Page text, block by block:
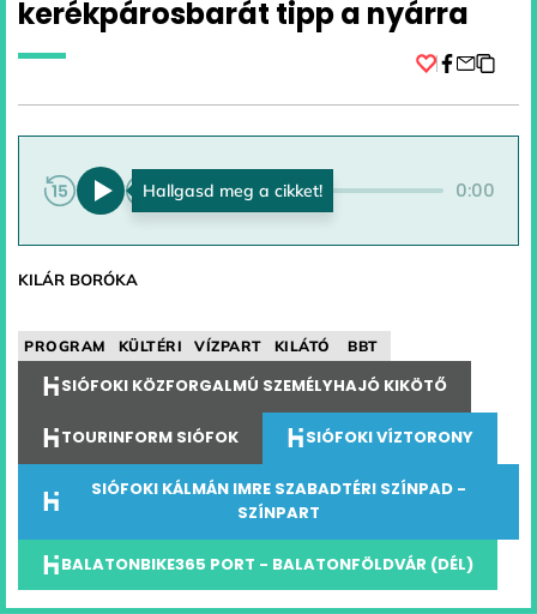
kerékpárosbarát tipp a nyárra
0:00 0:00
KILÁR BORÓKA
PROGRAM KÜLTÉRI VÍZPART KILÁTÓ BBT
SIÓFOKI KÖZFORGALMÚ SZEMÉLYHAJÓ KIKÖTŐ
TOURINFORM SIÓFOK SIÓFOKI VÍZTORONY
SIÓFOKI KÁLMÁN IMRE SZABADTÉRI SZÍNPAD -
SZÍNPART
BALATONBIKE365 PORT - BALATONFÖLDVÁR (DÉL)